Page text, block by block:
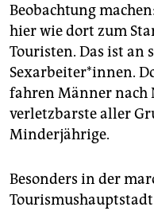
epaper login
Beobachtung
hier wie dort zum
Touristen. Das ist an
Sexarbeiter*innen.
fahren Männer nach
verletzbarste aller
Minderjährige.
Besonders in der